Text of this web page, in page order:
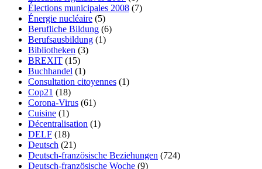
Élections municipales 2008 (7)
Énergie nucléaire (5)
Berufliche Bildung (6)
Berufsausbildung (1)
Bibliotheken (3)
BREXIT (15)
Buchhandel (1)
Consultation citoyennes (1)
Cop21 (18)
Corona-Virus (61)
Cuisine (1)
Décentralisation (1)
DELF (18)
Deutsch (21)
Deutsch-französische Beziehungen (724)
Deutsch-französische Woche (9)